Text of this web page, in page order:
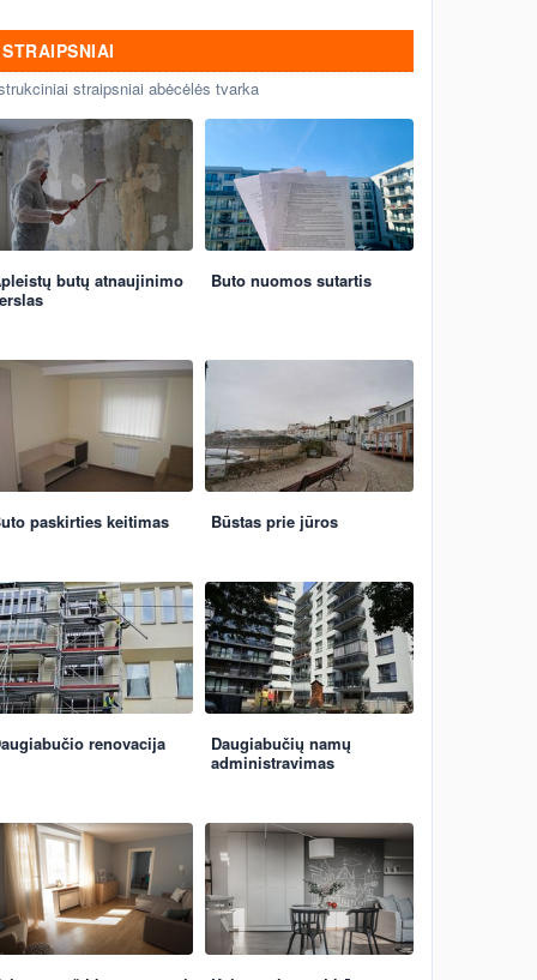
STRAIPSNIAI
straipsniai abėcėlės tvarka
butų atnaujinimo
Buto nuomos sutartis
paskirties keitimas Būstas prie jūros
renovacija
Daugiabučių namų
administravimas